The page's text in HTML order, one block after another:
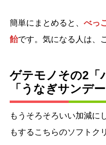
簡単にまとめると、 べっ
飴です。気になる人は、
ゲテモノその2「
「うなぎサンデー
もうそろそろいい加減に
もするこちらのソフトク